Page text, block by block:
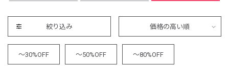
絞り込み 価格の高い順
～30%OFF ～50%OFF ～80%OFF